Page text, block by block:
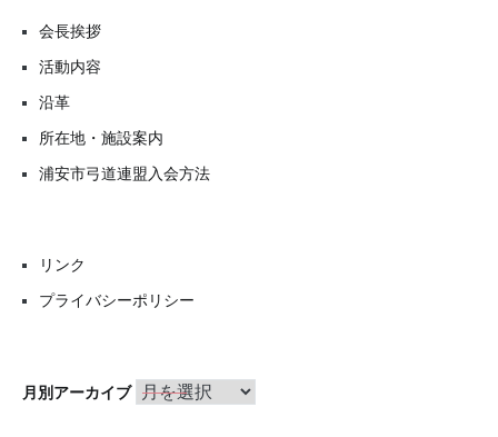
会長挨拶
活動内容
沿革
所在地・施設案内
浦安市弓道連盟入会方法
リンク
プライバシーポリシー
月別アーカイブ 月
別